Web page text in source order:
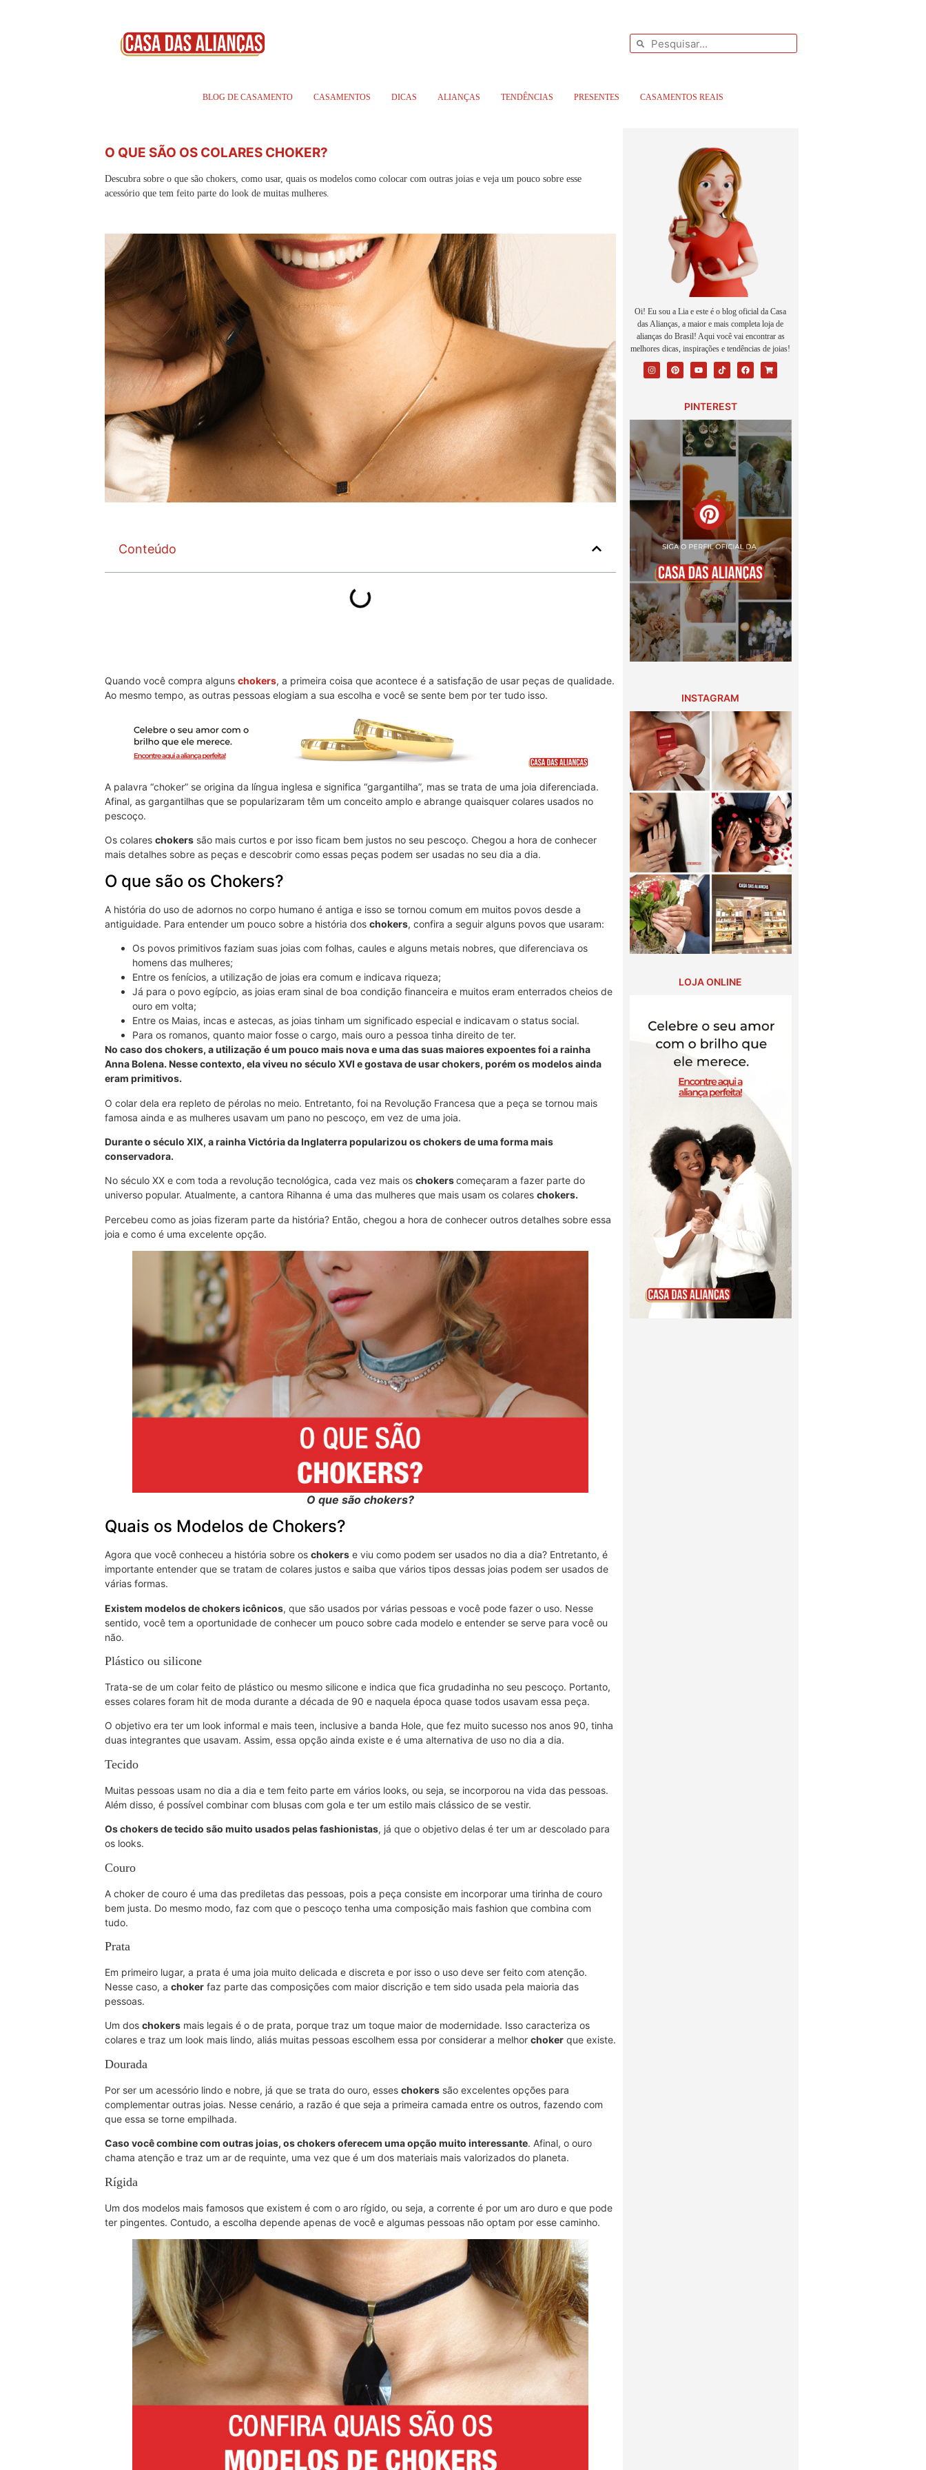
BLOG DE CASAMENTO CASAMENTOS DICAS ALIANÇAS TENDÊNCIAS PRESENTES CASAMENTOS REAIS
O QUE SÃO OS COLARES CHOKER?
Descubra sobre o que são chokers, como usar, quais os modelos como colocar com outras joias e veja um pouco sobre esse
acessório que tem feito parte do look de muitas mulheres.
Conteúdo
Quando você compra alguns chokers, a primeira coisa que acontece é a satisfação de usar peças de qualidade.
Ao mesmo tempo, as outras pessoas elogiam a sua escolha e você se sente bem por ter tudo isso.
A palavra “choker” se origina da língua inglesa e significa “gargantilha”, mas se trata de uma joia diferenciada.
Afinal, as gargantilhas que se popularizaram têm um conceito amplo e abrange quaisquer colares usados no
pescoço.
Os colares chokers são mais curtos e por isso ficam bem justos no seu pescoço. Chegou a hora de conhecer
mais detalhes sobre as peças e descobrir como essas peças podem ser usadas no seu dia a dia.
O que são os Chokers?
A história do uso de adornos no corpo humano é antiga e isso se tornou comum em muitos povos desde a
antiguidade. Para entender um pouco sobre a história dos chokers, confira a seguir alguns povos que usaram:
Os povos primitivos faziam suas joias com folhas, caules e alguns metais nobres, que diferenciava os
homens das mulheres;
Entre os fenícios, a utilização de joias era comum e indicava riqueza;
Já para o povo egípcio, as joias eram sinal de boa condição financeira e muitos eram enterrados cheios de
ouro em volta;
Entre os Maias, incas e astecas, as joias tinham um significado especial e indicavam o status social.
Para os romanos, quanto maior fosse o cargo, mais ouro a pessoa tinha direito de ter.
No caso dos chokers, a utilização é um pouco mais nova e uma das suas maiores expoentes foi a rainha
Anna Bolena. Nesse contexto, ela viveu no século XVI e gostava de usar chokers, porém os modelos ainda
eram primitivos.
O colar dela era repleto de pérolas no meio. Entretanto, foi na Revolução Francesa que a peça se tornou mais
famosa ainda e as mulheres usavam um pano no pescoço, em vez de uma joia.
Durante o século XIX, a rainha Victória da Inglaterra popularizou os chokers de uma forma mais
conservadora.
No século XX e com toda a revolução tecnológica, cada vez mais os chokerscomeçaram a fazer parte do
universo popular. Atualmente, a cantora Rihanna é uma das mulheres que mais usam os colares chokers.
Percebeu como as joias fizeram parte da história? Então, chegou a hora de conhecer outros detalhes sobre essa
joia e como é uma excelente opção.
O que são chokers?
Quais os Modelos de Chokers?
Agora que você conheceu a história sobre os chokers e viu como podem ser usados no dia a dia? Entretanto, é
importante entender que se tratam de colares justos e saiba que vários tipos dessas joias podem ser usados de
várias formas.
Existem modelos de chokers icônicos, que são usados por várias pessoas e você pode fazer o uso. Nesse
sentido, você tem a oportunidade de conhecer um pouco sobre cada modelo e entender se serve para você ou
não.
Plástico ou silicone
Trata-se de um colar feito de plástico ou mesmo silicone e indica que fica grudadinha no seu pescoço. Portanto,
esses colares foram hit de moda durante a década de 90 e naquela época quase todos usavam essa peça.
O objetivo era ter um look informal e mais teen, inclusive a banda Hole, que fez muito sucesso nos anos 90, tinha
duas integrantes que usavam. Assim, essa opção ainda existe e é uma alternativa de uso no dia a dia.
Tecido
Muitas pessoas usam no dia a dia e tem feito parte em vários looks, ou seja, se incorporou na vida das pessoas.
Além disso, é possível combinar com blusas com gola e ter um estilo mais clássico de se vestir.
Os chokers de tecido são muito usados pelas fashionistas, já que o objetivo delas é ter um ar descolado para
os looks.
Couro
A choker de couro é uma das prediletas das pessoas, pois a peça consiste em incorporar uma tirinha de couro
bem justa. Do mesmo modo, faz com que o pescoço tenha uma composição mais fashion que combina com
tudo.
Prata
Em primeiro lugar, a prata é uma joia muito delicada e discreta e por isso o uso deve ser feito com atenção.
Nesse caso, a choker faz parte das composições com maior discrição e tem sido usada pela maioria das
pessoas.
Um dos chokers mais legais é o de prata, porque traz um toque maior de modernidade. Isso caracteriza os
colares e traz um look mais lindo, aliás muitas pessoas escolhem essa por considerar a melhor choker que existe.
Dourada
Por ser um acessório lindo e nobre, já que se trata do ouro, esses chokers são excelentes opções para
complementar outras joias. Nesse cenário, a razão é que seja a primeira camada entre os outros, fazendo com
que essa se torne empilhada.
Caso você combine com outras joias, os chokers oferecem uma opção muito interessante. Afinal, o ouro
chama atenção e traz um ar de requinte, uma vez que é um dos materiais mais valorizados do planeta.
Rígida
Um dos modelos mais famosos que existem é com o aro rígido, ou seja, a corrente é por um aro duro e que pode
ter pingentes. Contudo, a escolha depende apenas de você e algumas pessoas não optam por esse caminho.
Oi! Eu sou a Lia e este é o blog oficial da Casa
das Alianças, a maior e mais completa loja de
alianças do Brasil! Aqui você vai encontrar as
melhores dicas, inspirações e tendências de joias!
PINTEREST
INSTAGRAM
LOJA ONLINE